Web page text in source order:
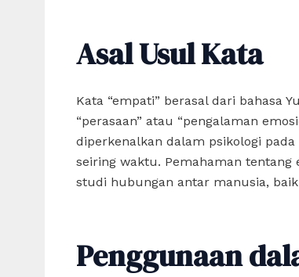
Asal Usul Kata
Kata “empati” berasal dari bahasa
“perasaan” atau “pengalaman
diperkenalkan dalam psikologi
seiring waktu. Pemahaman
studi hubungan antar manusia,
Penggunaan